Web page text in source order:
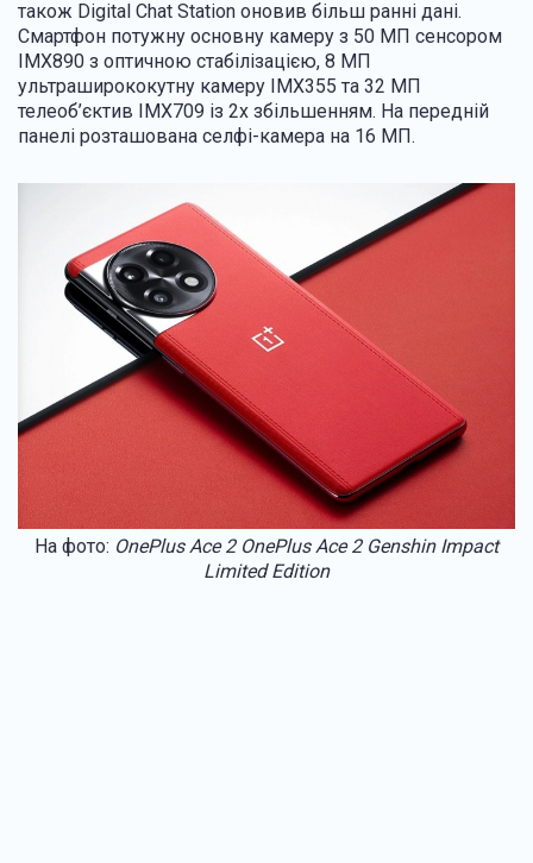
також Digital Chat Station оновив більш ранні дані.
Смартфон потужну основну камеру з 50 МП сенсором
IMX890 з оптичною стабілізацією, 8 МП
ультраширококутну камеру IMX355 та 32 МП
телеоб’єктив IMX709 із 2x збільшенням. На передній
панелі розташована селфі-камера на 16 МП.
На фото: OnePlus Ace 2 OnePlus Ace 2 Genshin Impact
Limited Edition